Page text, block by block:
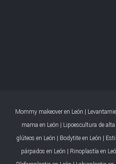
Mommy makeover en León |
mama en León | Lipoescultura de
glúteos en León | Bodytite en León |
párpados en León | Rinoplastía en